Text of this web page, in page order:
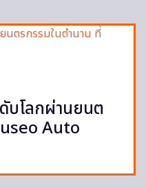
บโลกผ่านยนต
Auto